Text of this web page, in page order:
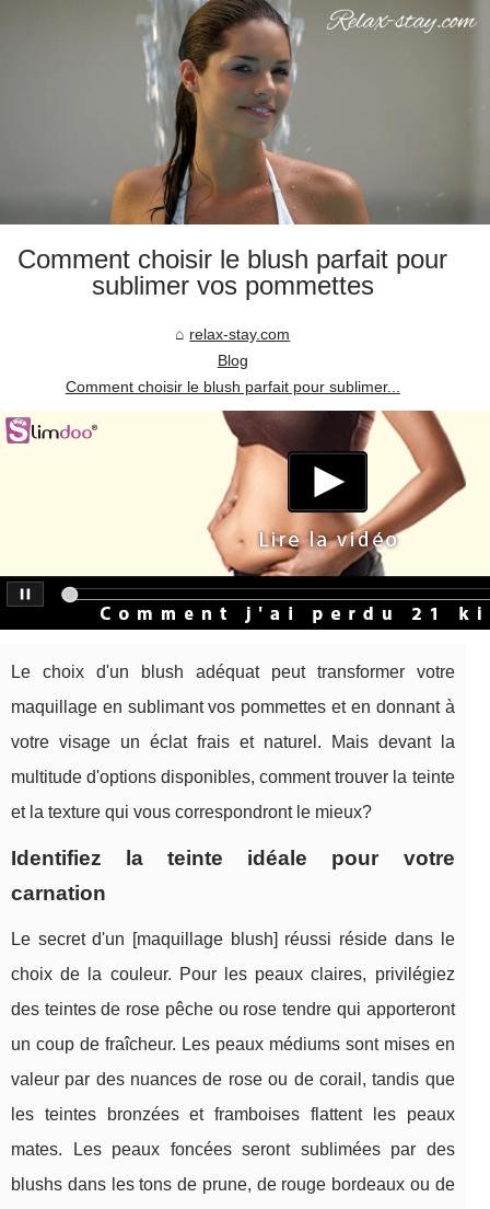
Comment choisir le blush parfait pour
sublimer vos pommettes
relax-stay.com
Blog
Comment choisir le blush parfait pour sublimer...
Le choix d'un blush adéquat peut transformer votre
maquillage en sublimant vos pommettes et en donnant à
votre visage un éclat frais et naturel. Mais devant la
multitude d'options disponibles, comment trouver la teinte
et la texture qui vous correspondront le mieux?
Identifiez la teinte idéale pour votre
carnation
Le secret d'un [maquillage blush] réussi réside dans le
choix de la couleur. Pour les peaux claires, privilégiez
des teintes de rose pêche ou rose tendre qui apporteront
un coup de fraîcheur. Les peaux médiums sont mises en
valeur par des nuances de rose ou de corail, tandis que
les teintes bronzées et framboises flattent les peaux
mates. Les peaux foncées seront sublimées par des
blushs dans les tons de prune, de rouge bordeaux ou de